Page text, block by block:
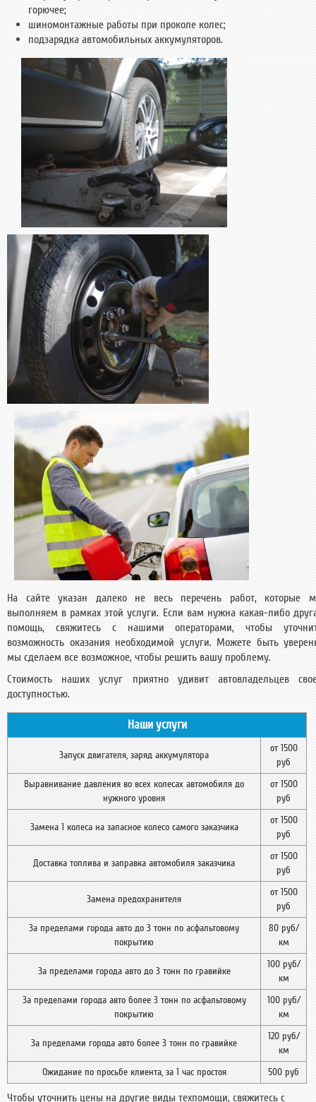
горючее;
шиномонтажные работы при проколе колес;
подзарядка автомобильных аккумуляторов.
На сайте указан далеко не весь перечень работ, которые
выполняем в рамках этой услуги. Если вам нужна какая-либо
помощь, свяжитесь с нашими операторами, чтобы
возможность оказания необходимой услуги. Можете быть
мы сделаем все возможное, чтобы решить вашу проблему.
Стоимость наших услуг приятно удивит автовладельцев
доступностью.
Наши услуги
Запуск двигателя, заряд аккумулятора
от 1500
руб
Выравнивание давления во всех колесах автомобиля до
нужного уровня
от 1500
руб
Замена 1 колеса на запасное колесо самого заказчика
от 1500
руб
Доставка топлива и заправка автомобиля заказчика
от 1500
руб
Замена предохранителя
от 1500
руб
За пределами города авто до 3 тонн по асфальтовому
покрытию
80 руб/
км
За пределами города авто до 3 тонн по гравийке
100 руб/
км
За пределами города авто более 3 тонн по асфальтовому
покрытию
100 руб/
км
За пределами города авто более 3 тонн по гравийке
120 руб/
км
Ожидание по просьбе клиента, за 1 час простоя
500 руб
Чтобы уточнить цены на другие виды техпомощи, свяжитесь с